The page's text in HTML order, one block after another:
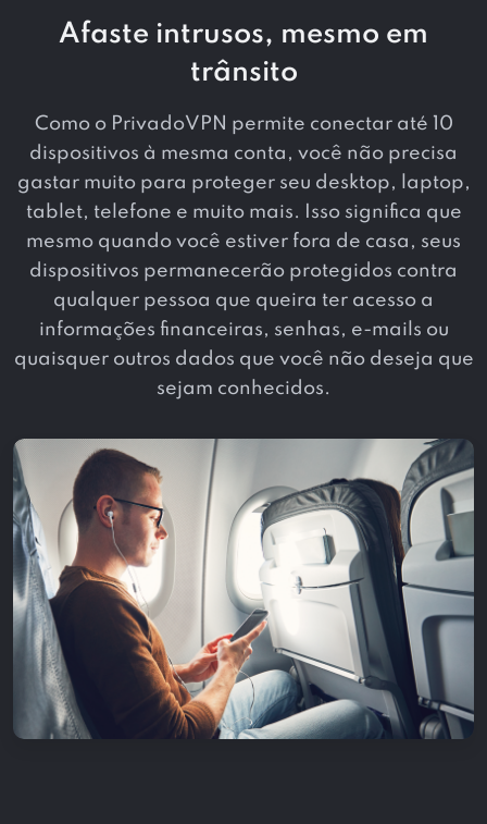
Afaste intrusos, mesmo em
trânsito
Como o PrivadoVPN permite conectar até 10
dispositivos à mesma conta, você não precisa
gastar muito para proteger seu desktop, laptop,
tablet, telefone e muito mais. Isso significa que
mesmo quando você estiver fora de casa, seus
dispositivos permanecerão protegidos contra
qualquer pessoa que queira ter acesso a
informações financeiras, senhas, e-mails ou
quaisquer outros dados que você não deseja que
sejam conhecidos.